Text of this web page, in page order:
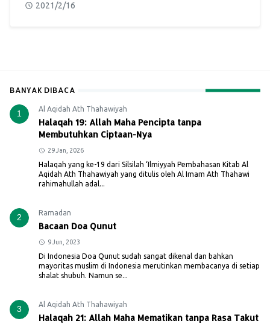
2021/2/16
BANYAK DIBACA
1 Al Aqidah Ath Thahawiyah
Halaqah 19: Allah Maha Pencipta tanpa
Membutuhkan Ciptaan-Nya
29 Jan, 2026
Halaqah yang ke-19 dari Silsilah ‘Ilmiyyah Pembahasan Kitab Al
Aqidah Ath Thahawiyah yang ditulis oleh Al Imam Ath Thahawi
rahimahullah adal...
2 Ramadan
Bacaan Doa Qunut
9 Jun, 2023
Di Indonesia Doa Qunut sudah sangat dikenal dan bahkan
mayoritas muslim di Indonesia merutinkan membacanya di setiap
shalat shubuh. Namun se...
3 Al Aqidah Ath Thahawiyah
Halaqah 21: Allah Maha Mematikan tanpa Rasa Takut